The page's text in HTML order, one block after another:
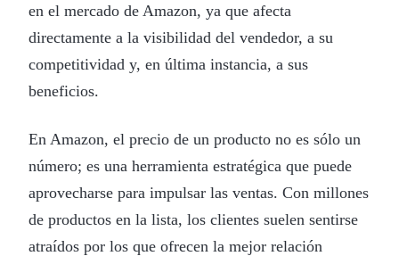
en el mercado de Amazon, ya que afecta
directamente a la visibilidad del vendedor, a su
competitividad y, en última instancia, a sus
beneficios.
En Amazon, el precio de un producto no es sólo un
número; es una herramienta estratégica que puede
aprovecharse para impulsar las ventas. Con millones
de productos en la lista, los clientes suelen sentirse
atraídos por los que ofrecen la mejor relación